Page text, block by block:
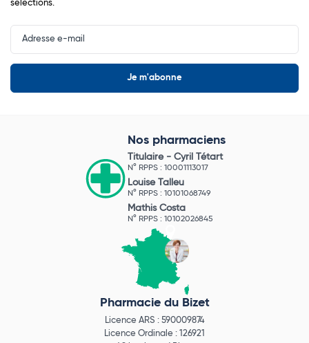
sélections.
Input
Newsletter
Nos pharmaciens
Titulaire - Cyril Tétart
N° RPPS : 10001113017
Louise Talleu
N° RPPS : 10101068749
Mathis Costa
N° RPPS : 10102026845
Pharmacie du Bizet
Licence ARS : 590009874
Licence Ordinale : 126921